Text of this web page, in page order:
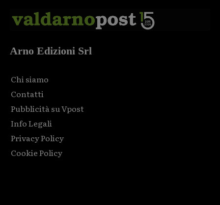
Arno Edizioni Srl
Chi siamo
Contatti
Pubblicità su Vpost
Info Legali
Privacy Policy
Cookie Policy